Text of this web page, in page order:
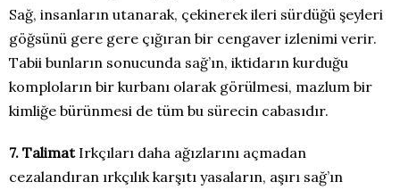
Sağ, insanların utanarak, çekinerek ileri sürdüğü şeyleri
göğsünü gere gere çığıran bir cengaver izlenimi verir.
Tabii bunların sonucunda sağ’ın, iktidarın kurduğu
komploların bir kurbanı olarak görülmesi, mazlum bir
kimliğe bürünmesi de tüm bu sürecin cabasıdır.
7. Talimat Irkçıları daha ağızlarını açmadan
cezalandıran ırkçılık karşıtı yasaların, aşırı sağ’ın